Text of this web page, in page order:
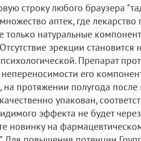
строку любого браузера
аптек, где
только натуральные
эрекции становится
Препарат
его
на протяжении полугода
упакован,
эффекта не будет
новинку на